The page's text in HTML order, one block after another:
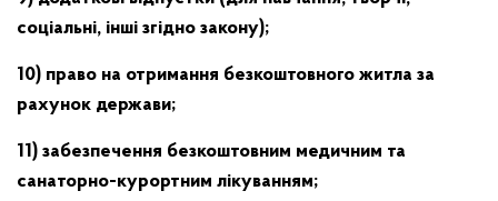
соціальні, інші згідно закону);
10) право на отримання безкоштовного житла за
рахунок держави;
11) забезпечення безкоштовним медичним та
санаторно-курортним лікуванням;